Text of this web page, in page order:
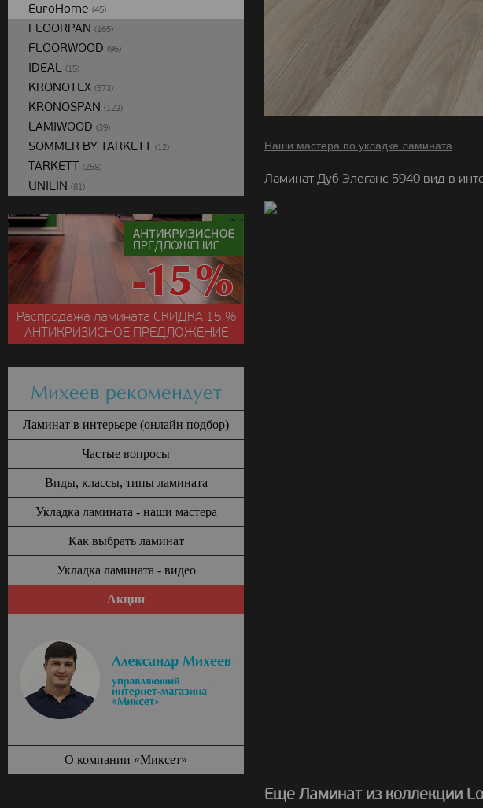
Наши мастера по укладке ламината
Ламинат Дуб Элеганс 5940 вид в
Еще Ламинат из коллекции
EuroHome (45)
FLOORPAN (165)
FLOORWOOD (96)
IDEAL (15)
KRONOTEX (573)
KRONOSPAN (123)
LAMIWOOD (39)
SOMMER BY TARKETT (12)
TARKETT (258)
UNILIN (81)
Распродажа ламината СКИДКА15 %
АНТИКРИЗИСНОЕ ПРЕДЛОЖЕНИЕ
Михеев рекомендует
Ламинат в интерьере (онлайн подбор)
Частые вопросы
Виды, классы, типы ламината
Укладка ламината - наши мастера
Как выбрать ламинат
Укладка ламината - видео
Акции
О компании «Миксет»